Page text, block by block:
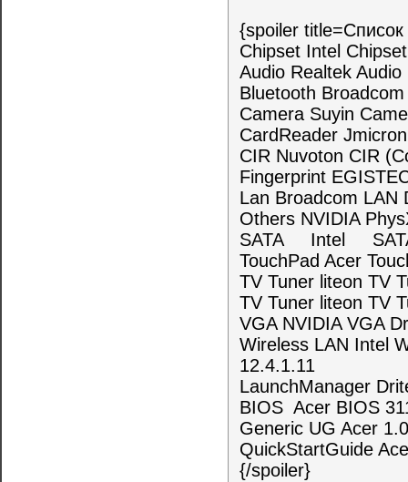
{spoiler
Chipset Intel
Audio Realtek
Bluetooth
Camera Suyin
CardReader
CIR Nuvoton CIR
Fingerprint
Lan Broadcom
Others NVIDIA
SATA Intel
TouchPad Acer
TV Tuner liteon TV
TV Tuner liteon TV
VGA NVIDIA VGA
Wireless LAN Intel
12.4.1.11
LaunchManager
BIOS Acer BIOS
Generic UG Acer
QuickStartGuide
{/spoiler}